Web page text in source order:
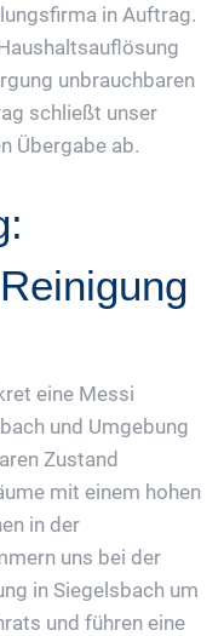
in Auftrag.
unbrauchbaren
schließt unser
Übergabe ab.
eine Messi
und Umgebung
Zustand
mit einem hohen
in der
uns bei der
in Siegelsbach um
und führen eine